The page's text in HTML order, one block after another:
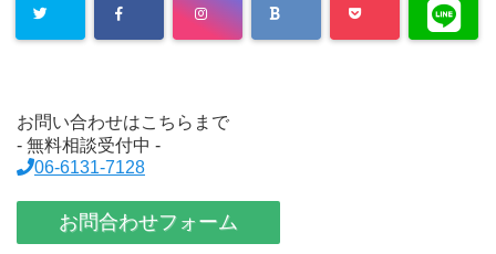
お問い合わせはこちらまで
- 無料相談受付中 -
06-6131-7128
お問合わせフォーム